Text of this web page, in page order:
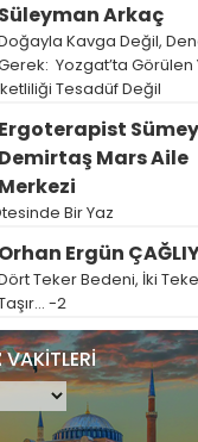
Süleyman Arkaç
Kavga Değil,
Yozgat’ta Görülen
Tesadüf Değil
Ergoterapist
Demirtaş Mars Aile
Merkezi
Bir Yaz
Orhan Ergün
Teker Bedeni, İki
-2
VAKİTLERİ